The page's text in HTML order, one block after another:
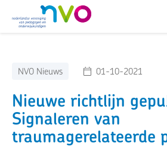
NVO
NVO Nieuws 01-10-2021
Nieuwe richtlijn
Signaleren van
traumagerelateerde